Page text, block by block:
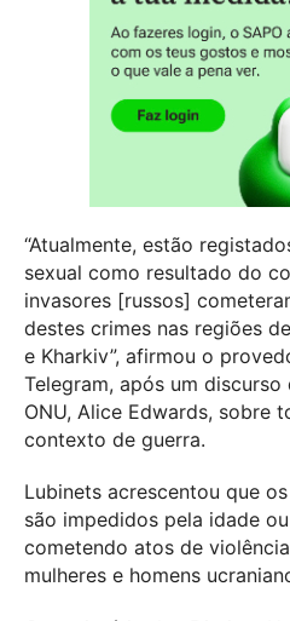
“Atualmente, estão
sexual como resultado do
invasores [russos]
destes crimes nas regiões
e Kharkiv”, afirmou o
Telegram, após um
ONU, Alice Edwards, sobre
contexto de guerra.
Lubinets acrescentou que
são impedidos pela idade
cometendo atos de
mulheres e homens